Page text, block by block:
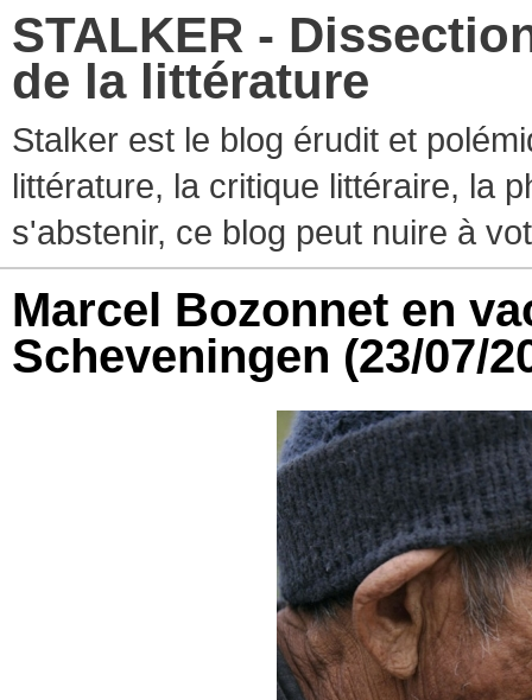
STALKER -
de la littérature
Stalker est le blog érudit et
littérature, la critique littéraire, la
s'abstenir, ce blog peut nuire à
Marcel Bozonnet en
Scheveningen (23/07/